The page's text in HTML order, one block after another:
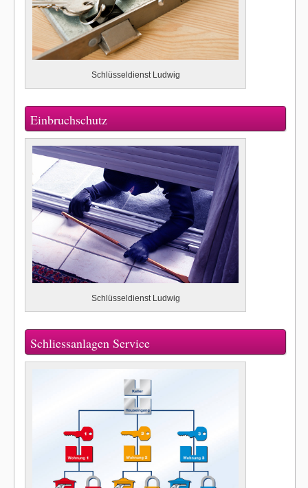
Schlüsseldienst Ludwig
Einbruchschutz
Schlüsseldienst Ludwig
Schliessanlagen Service